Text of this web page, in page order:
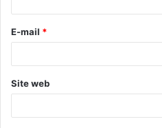
E-mail *
Site web